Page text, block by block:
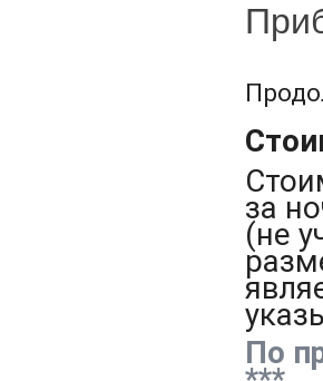
за
(не
По